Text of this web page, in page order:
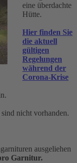
eine überdachte
Hütte.
Hier finden Sie
die aktuell
gültigen
Regelungen
während der
Corona-Krise
nicht vorhanden.
ausgeliehen
Garnitur.